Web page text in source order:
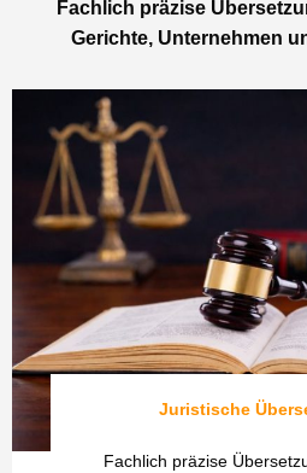
Fachlich präzise
Gerichte, Unternehmen
Juristische
Fachlich präzise